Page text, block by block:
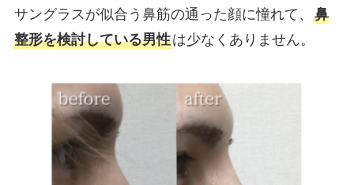
サングラスが似合う鼻筋の通った顔に憧れて、 鼻
整形を検討している男性は少なくありません。